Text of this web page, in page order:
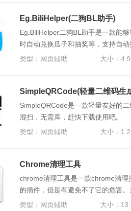
Eg.BiliHelper(二狗BL助手)
Eg.BiliHelper二狗BL助手是一款能
时自动兑换瓜子和抽奖等，支持自
用。
类型： 网页辅助 大小：
SimpleQRCode(轻量二维码生
SimpleQRCode是一款轻量友好的
混扫，无需库，赶快下载使用吧。
类型： 网页辅助 大小：
Chrome清理工具
chrome清理工具是一款chrome清
的插件，但是有避免不了它的危害
理工具就能很好的帮你解决这个问题
类型： 网页辅助 大小：